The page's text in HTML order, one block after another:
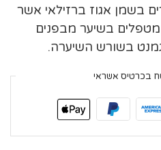
בשמן אגוז ברזילאי אשר
בשיער מבפנים
בשורש השיערה.
בכרטיס אשראי